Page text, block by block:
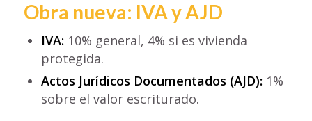
Obra nueva: IVA y AJD
IVA:10% general, 4% si es vivienda
protegida.
Actos Jurídicos Documentados (AJD):1%
sobre el valor escriturado.